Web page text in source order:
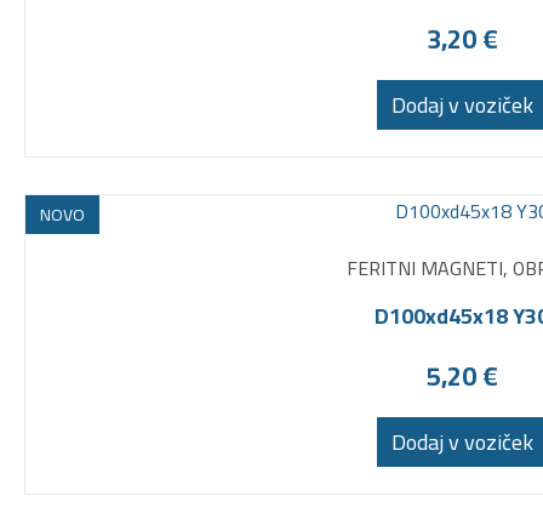
3,20€
Dodaj v voziček
NOVO
FERITNI MAGNETI,
D100xd45x18
5,20€
Dodaj v voziček